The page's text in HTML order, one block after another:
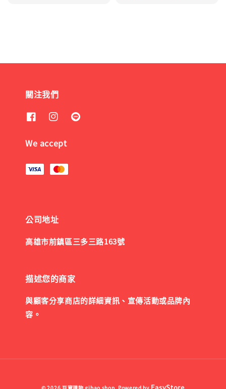
關注我們
We accept
公司地址
高雄市前鎮區三多三路163號
描述您的商家
與顧客分享商店的詳細資訊、宣傳活動或品牌內
容。
EasyStore